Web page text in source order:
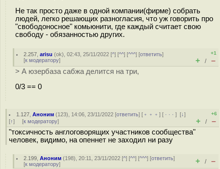
Не так просто даже в одной компании(фирме) собрать
людей, легко решающих разногласия, что уж говорить про
"свободоносное" комьюнити, где каждый считает свою
свободу - обязанностью других.
2.257 ,arisu (ok), 02:43, 25/11/2022 [^] [^^] [^^^] [ответить]
[к модератору]
+1
+ / –
> А юзербаза сабжа делится на три,
0/3 == 0
1.127 ,Аноним (123), 14:06, 23/11/2022 [ответить] [ ﹢﹢﹢] [ · · ·][↓]
[↑] [к модератору]
+6
+ / –
"токсичность англоговорящих участников сообщества"
человек, видимо, на опеннет не заходил ни разу
2.199 ,Аноним (198), 20:11, 23/11/2022 [^] [^^] [^^^] [ответить]
[к модератору] + / –